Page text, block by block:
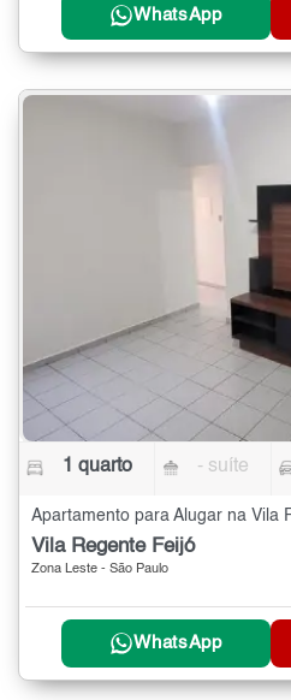
WhatsApp
1 quarto - suíte
Vila Regente Feijó
Zona Leste - São Paulo
WhatsApp